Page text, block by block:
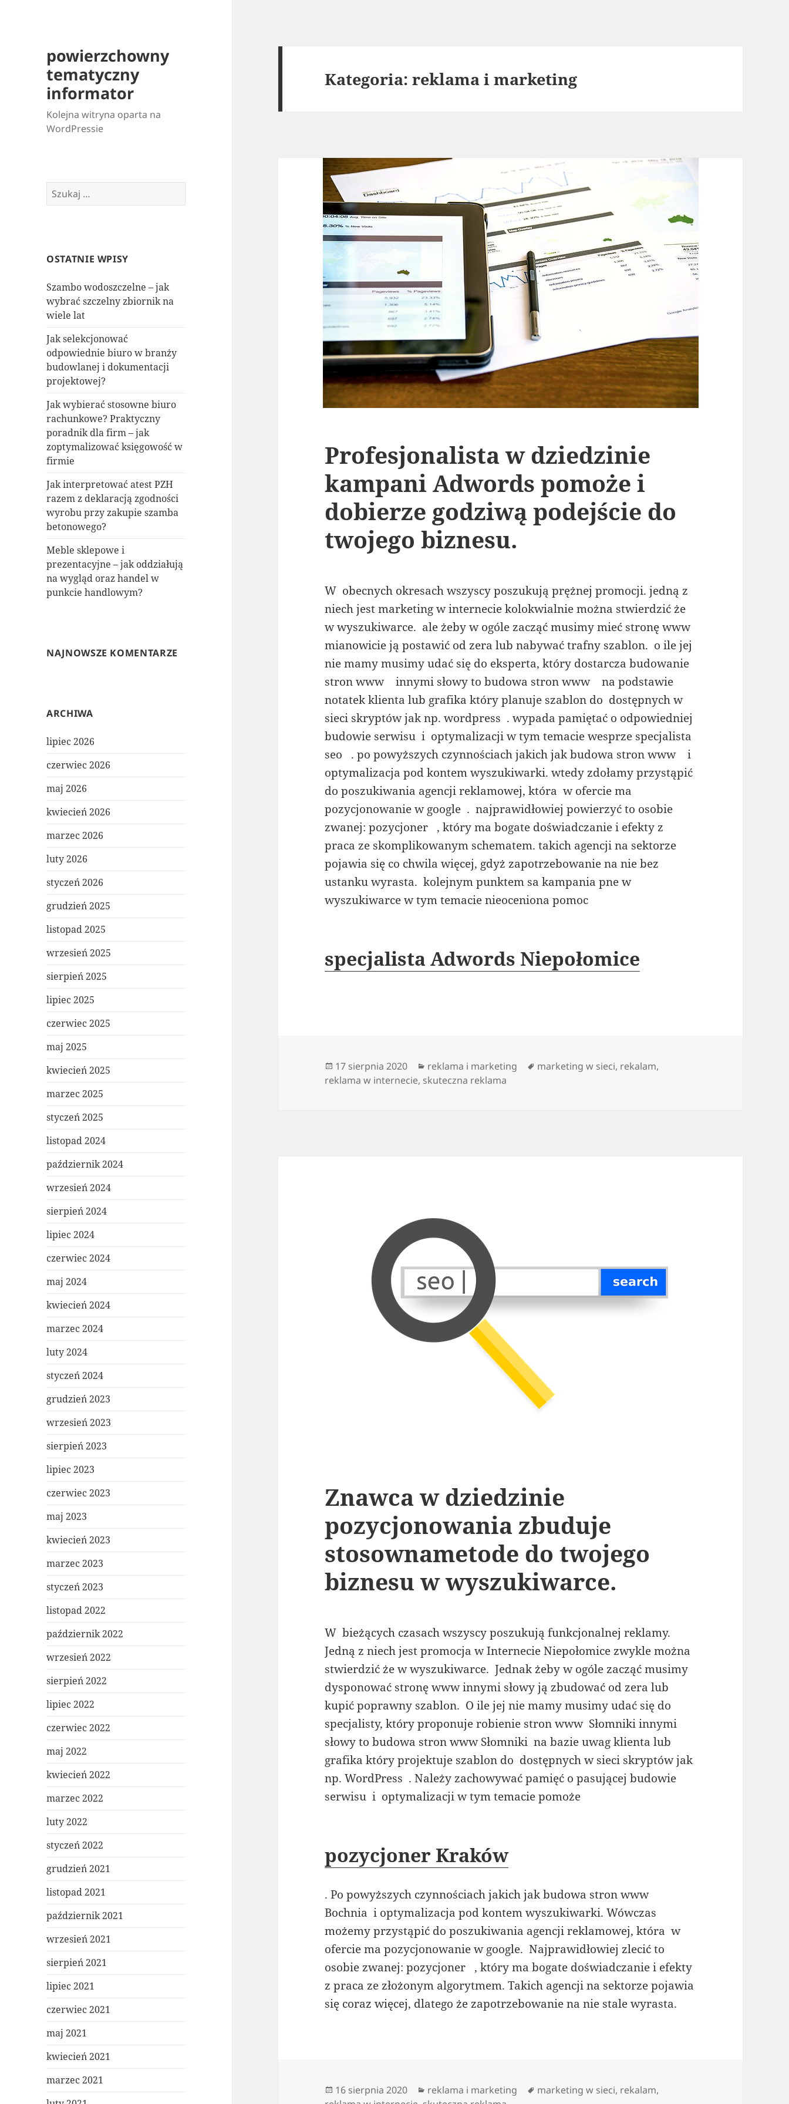
powierzchowny
tematyczny
informator
Kolejna witryna oparta na
WordPressie
Szukaj:
OSTATNIE WPISY
Szambo wodoszczelne – jak
wybrać szczelny zbiornik na
wiele lat
Jak selekcjonować
odpowiednie biuro w branży
budowlanej i dokumentacji
projektowej?
Jak wybierać stosowne biuro
rachunkowe? Praktyczny
poradnik dla firm – jak
zoptymalizować księgowość w
firmie
Jak interpretować atest PZH
razem z deklaracją zgodności
wyrobu przy zakupie szamba
betonowego?
Meble sklepowe i
prezentacyjne – jak oddziałują
na wygląd oraz handel w
punkcie handlowym?
NAJNOWSZE KOMENTARZE
ARCHIWA
lipiec 2026
czerwiec 2026
maj 2026
kwiecień 2026
marzec 2026
luty 2026
styczeń 2026
grudzień 2025
listopad 2025
wrzesień 2025
sierpień 2025
lipiec 2025
czerwiec 2025
maj 2025
kwiecień 2025
marzec 2025
styczeń 2025
listopad 2024
październik 2024
wrzesień 2024
sierpień 2024
lipiec 2024
czerwiec 2024
maj 2024
kwiecień 2024
marzec 2024
luty 2024
styczeń 2024
grudzień 2023
wrzesień 2023
sierpień 2023
lipiec 2023
czerwiec 2023
maj 2023
kwiecień 2023
marzec 2023
styczeń 2023
listopad 2022
październik 2022
wrzesień 2022
sierpień 2022
lipiec 2022
czerwiec 2022
maj 2022
kwiecień 2022
marzec 2022
luty 2022
styczeń 2022
grudzień 2021
listopad 2021
październik 2021
wrzesień 2021
sierpień 2021
lipiec 2021
czerwiec 2021
maj 2021
kwiecień 2021
marzec 2021
Kategoria:reklama i marketing
Profesjonalista w dziedzinie
kampani Adwords pomoże i
dobierze godziwą podejście do
twojego biznesu.
W obecnych okresach wszyscy poszukują prężnej promocji. jedną z
niech jest marketing w internecie kolokwialnie można stwierdzić że
w wyszukiwarce. ale żeby w ogóle zacząć musimy mieć stronę www
mianowicie ją postawić od zera lub nabywać trafny szablon. o ile jej
nie mamy musimy udać się do eksperta, który dostarcza budowanie
stron www innymi słowy to budowa stron www na podstawie
notatek klienta lub grafika który planuje szablon do dostępnych w
sieci skryptów jak np. wordpress . wypada pamiętać o odpowiedniej
budowie serwisu i optymalizacji w tym temacie wesprze specjalista
seo . po powyższych czynnościach jakich jak budowa stron www i
optymalizacja pod kontem wyszukiwarki. wtedy zdołamy przystąpić
do poszukiwania agencji reklamowej, która w ofercie ma
pozycjonowanie w google . najprawidłowiej powierzyć to osobie
zwanej: pozycjoner , który ma bogate doświadczanie i efekty z
praca ze skomplikowanym schematem. takich agencji na sektorze
pojawia się co chwila więcej, gdyż zapotrzebowanie na nie bez
ustanku wyrasta. kolejnym punktem sa kampania pne w
wyszukiwarce w tym temacie nieoceniona pomoc
specjalista Adwords Niepołomice
Data
publikacji
17 sierpnia 2020 Kategorie
reklama i marketing Tagi
marketing w sieci, rekalam,
reklama w internecie, skuteczna reklama
Znawca w dziedzinie
pozycjonowania zbuduje
stosownametode do twojego
biznesu w wyszukiwarce.
W bieżących czasach wszyscy poszukują funkcjonalnej reklamy.
Jedną z niech jest promocja w Internecie Niepołomice zwykle można
stwierdzić że w wyszukiwarce. Jednak żeby w ogóle zacząć musimy
dysponować stronę www innymi słowy ją zbudować od zera lub
kupić poprawny szablon. O ile jej nie mamy musimy udać się do
specjalisty, który proponuje robienie stron www Słomniki innymi
słowy to budowa stron www Słomniki na bazie uwag klienta lub
grafika który projektuje szablon do dostępnych w sieci skryptów jak
np. WordPress . Należy zachowywać pamięć o pasującej budowie
serwisu i optymalizacji w tym temacie pomoże
pozycjoner Kraków
. Po powyższych czynnościach jakich jak budowa stron www
Bochnia i optymalizacja pod kontem wyszukiwarki. Wówczas
możemy przystąpić do poszukiwania agencji reklamowej, która w
ofercie ma pozycjonowanie w google. Najprawidłowiej zlecić to
osobie zwanej: pozycjoner , który ma bogate doświadczanie i efekty
z praca ze złożonym algorytmem. Takich agencji na sektorze pojawia
się coraz więcej, dlatego że zapotrzebowanie na nie stale wyrasta.
Data
16 sierpnia 2020 Kategorie
reklama i marketing Tagi
marketing w sieci, rekalam,